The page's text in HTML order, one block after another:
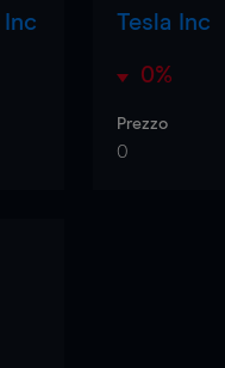
Inc Tesla Inc
0%
Prezzo
0